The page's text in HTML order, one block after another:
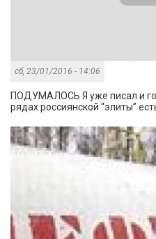
сб, 23/01/2016 - 14:06
ПОДУМАЛОСЬ Я уже писал и
рядах россиянской “элиты”